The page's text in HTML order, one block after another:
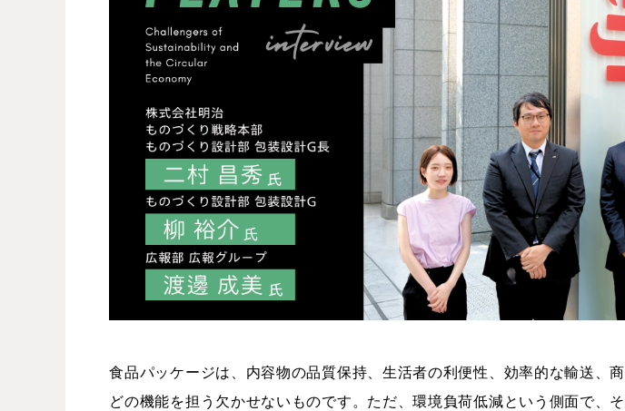
食品パッケージは、内容物の品質保持、生活者の利便性、効率的な輸送、
どの機能を担う欠かせないものです。ただ、環境負荷低減という側面で、